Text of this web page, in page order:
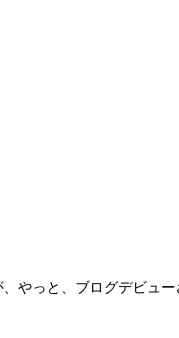
やっと、ブログデビュー